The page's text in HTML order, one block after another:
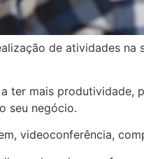
de atividades na
ter mais produtividade,
seu negócio.
videoconferência,